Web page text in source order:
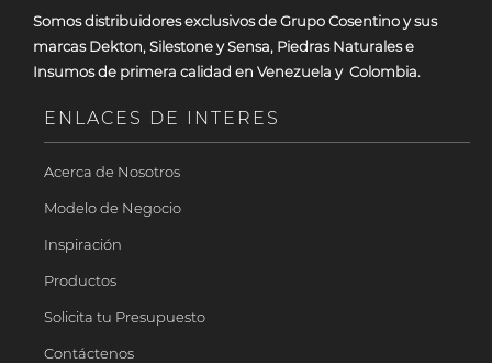
Somosdistribuidores exclusivos de Grupo Cosentino y sus
marcas Dekton, Silestone y Sensa, Piedras Naturales e
Insumos de primera calidad en Venezuela y Colombia.
ENLACES DE INTERES
Acerca de Nosotros
Modelo de Negocio
Inspiración
Productos
Solicita tu Presupuesto
Contáctenos